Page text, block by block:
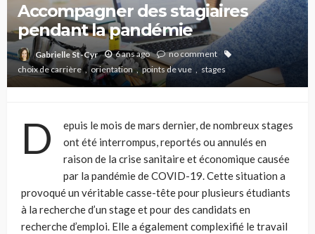
Accompagner des stagiaires
pendant la pandémie
Gabrielle St-Cyr 6 ans ago
no comment
choix de carrière
orientation points de vue stages
D
epuis le mois de mars dernier, de nombreux stages
ont été interrompus, reportés ou annulés en
raison de la crise sanitaire et économique causée
par la pandémie de COVID-19. Cette situation a
provoqué un véritable casse-tête pour plusieurs étudiants
à la recherche d’un stage et pour des candidats en
recherche d’emploi. Elle a également complexifié le travail